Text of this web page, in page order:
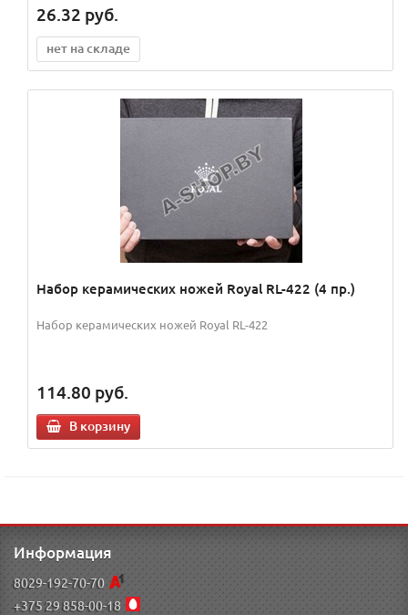
26.32 руб.
нет на складе
Набор керамических ножей Royal RL-422 (4 пр.)
Набор керамических ножей Royal RL-422
114.80 руб.
В корзину
Информация
8029-192-70-70
+375 29 858-00-18